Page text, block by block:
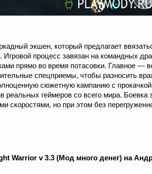
экшен, который предлагает
процесс завязан на командных
прямо во время потасовки. Главное —
спецприемы, чтобы разносить
сюжетную кампанию с
реальных геймеров со всего мира.
но при этом без
Warrior v 3.3 (Мод много денег) на